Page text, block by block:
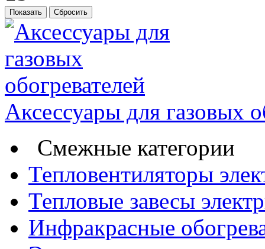
Аксессуары для газовых
Смежные категории
Тепловентиляторы
Тепловые завесы
Инфракрасные